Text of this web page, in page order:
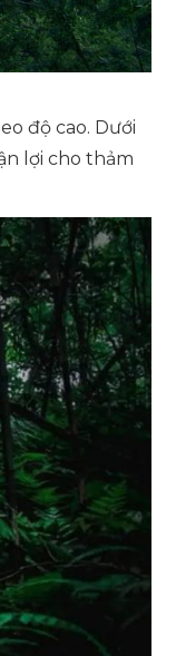
độ cao. Dưới
lợi cho thảm